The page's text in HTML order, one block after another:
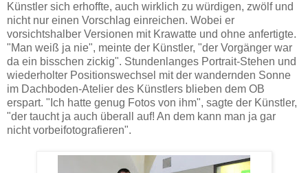
Künstler sich erhoffte, auch wirklich zu würdigen, zwölf und
nicht nur einen Vorschlag einreichen. Wobei er
vorsichtshalber Versionen mit Krawatte und ohne anfertigte.
"Man weiß ja nie", meinte der Künstler, "der Vorgänger war
da ein bisschen zickig". Stundenlanges Portrait-Stehen und
wiederholter Positionswechsel mit der wandernden Sonne
im Dachboden-Atelier des Künstlers blieben dem OB
erspart. "Ich hatte genug Fotos von ihm", sagte der Künstler,
"der taucht ja auch überall auf! An dem kann man ja gar
nicht vorbeifotografieren".